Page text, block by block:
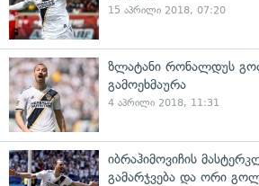
15 აპრილი 2018, 07:20
ზლატანი რონალდუს
გამოეხმაურა
4 აპრილი 2018, 11:31
იბრაჰიმოვიჩის
გამარჯვება და ორი